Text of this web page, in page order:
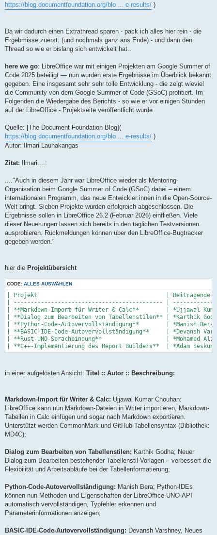
https://blog.documentfoundation.org/blo ... e-results/ )
Da wir dadurch einen Extrathread sparen - pack ich alles hier rein - die
Ergebmisse zuerst: (und nochmals ganz ans Ende) - und dann den
Thread so wie er bislang sich entwickelt hat..
here we go: LibreOffice war mit einigen Projekten am Google Summer of
Code 2025 beteiligt — nun wurden erste Ergebnisse im Überblick bekannt
gegeben. Eine insgesamt sehr sehr tolle Entwicklung - die zeigt wieviel
die Community von dem Google Summer of Code (GSoC) profitiert. Im
Folgenden die Wiedergabe des Berichts - so wie er vor einigen Stunden
auf der LibreOffice - Projektseite veröffentlicht wurde
Quelle: [The Document Foundation Blog](
https://blog.documentfoundation.org/blo ... e-results/ )
Autor: Ilmari Lauhakangas
Zitat: Ilmari....:
...."Auch in diesem Jahr war LibreOffice wieder als Mentoring-
Organisation beim Google Summer of Code (GSoC) dabei – einem
internationalen Programm, das neue Entwickler:innen in die Open-Source-
Welt bringt. Sieben Projekte wurden erfolgreich abgeschlossen. Die
Ergebnisse sollen in LibreOffice 26.2 (Februar 2026) einfließen. Viele
dieser Neuerungen lassen sich bereits in den täglichen Testversionen
ausprobieren. Rückmeldungen können über den LibreOffice-Bugtracker
gegeben werden."
hier die Projektübersicht
CODE: ALLES AUSWÄHLEN
| Projekt                                      |
| -------------------------------------------- |
| **Markdown-Import für Writer & Calc**        | *Ujjawal Kumar
| **Dialog zum Bearbeiten von Tabellenstilen** |
| **Python-Code-Autovervollständigung**        | *Manish
| **BASIC-IDE-Code-Autovervollständigung**     |
| **Rust-UNO-Sprachbindung**                   |
in einer aufgelösten Ansicht: Titel :: Autor :: Beschreibung:
Markdown-Import für Writer & Calc: Ujjawal Kumar Chouhan:
LibreOffice kann nun Markdown-Dateien in Writer importieren, Markdown-
Tabellen in Calc einfügen und sogar nach Markdown exportieren.
Unterstützt werden CommonMark und GitHub-Tabellensyntax (Bibliothek:
MD4C);
Dialog zum Bearbeiten von Tabellenstilen; Karthik Godha; Neuer
Dialog zum Bearbeiten bestehender Tabellenstil-Vorlagen – verbessert die
Flexibilität und Arbeitsabläufe bei der Tabellenformatierung;
Python-Code-Autovervollständigung: Manish Bera; Python-IDEs
können nun Methoden und Eigenschaften der LibreOffice-UNO-API
automatisch vervollständigen, Typfehler erkennen und
Parameterinformationen anzeigen;
BASIC-IDE-Code-Autovervollständigung: Devansh Varshney, Neues